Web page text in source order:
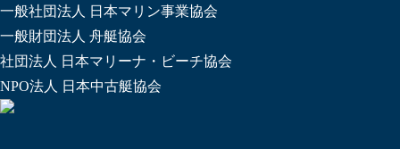
一般社団法人 日本マリン事業協会
一般財団法人 舟艇協会
社団法人 日本マリーナ・ビーチ協会
NPO法人 日本中古艇協会